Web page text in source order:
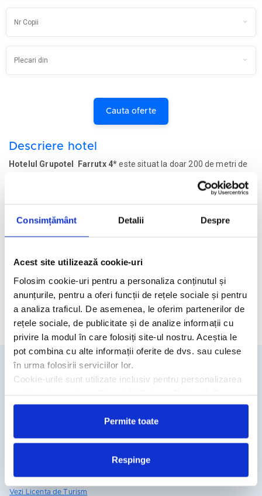
Consimțământ Detalii Despre
Acest site utilizează cookie-uri
Folosim cookie-uri pentru a personaliza conținutul și
anunțurile, pentru a oferi funcții de rețele sociale și pentru
a analiza traficul. De asemenea, le oferim partenerilor de
rețele sociale, de publicitate și de analize informații cu
privire la modul în care folosiți site-ul nostru. Aceștia le
pot combina cu alte informații oferite de dvs. sau culese
în urma folosirii serviciilor lor.
Cookie-urile sunt utilizate inclusiv pentru personalizarea
Permite toate
Respinge
Cauta oferte
Descriere hotel
Hotelul Grupotel Farrutx 4*este situat la doar 200 de metri de
Acest hotel face parte din alntul hotelier Grupotel si este deschis
piscina in aer liber, jacuzzi si o terasa in aer liber cu cafenea.
Facilitati hotel
Cere oferta personalizata
Detalii si rezervari
rezervari@travelmatters.ro
Licente TravelMatters
Vezi Asigurarea de Turism
Vezi Licenta de Turism